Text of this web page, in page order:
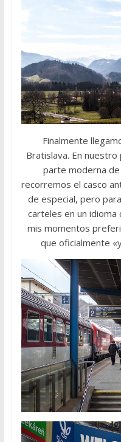
Finalmente
Bratislava. En
parte moderna de
recorremos el casco
de especial, pero
carteles en un idioma
mis momentos
que oficialmente